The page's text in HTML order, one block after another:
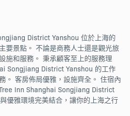
District Yanshou 位於上海的
要景點。 不論是商務人士還是觀光旅
施和服務。 秉承顧客至上的服務理
Songjiang District Yanshou 的工作
。 客房佈局優雅，設施齊全。 住宿內
Inn Shanghai Songjiang District
優雅環境完美結合，讓你的上海之行